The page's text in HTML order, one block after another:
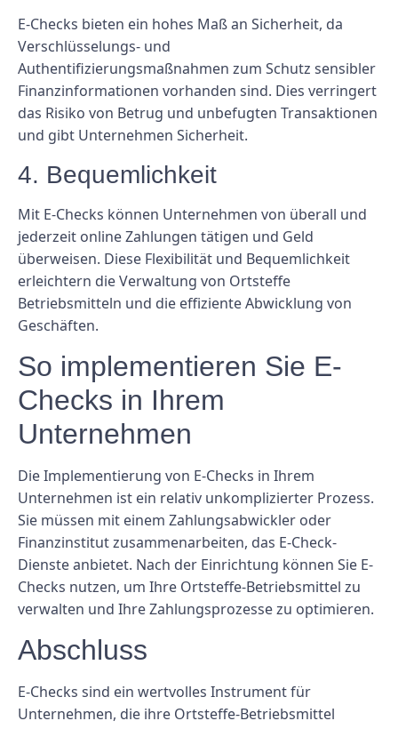
E-Checks bieten ein hohes Maß an Sicherheit, da
Verschlüsselungs- und
Authentifizierungsmaßnahmen zum Schutz sensibler
Finanzinformationen vorhanden sind. Dies verringert
das Risiko von Betrug und unbefugten Transaktionen
und gibt Unternehmen Sicherheit.
4. Bequemlichkeit
Mit E-Checks können Unternehmen von überall und
jederzeit online Zahlungen tätigen und Geld
überweisen. Diese Flexibilität und Bequemlichkeit
erleichtern die Verwaltung von Ortsteffe
Betriebsmitteln und die effiziente Abwicklung von
Geschäften.
So implementieren Sie E-
Checks in Ihrem
Unternehmen
Die Implementierung von E-Checks in Ihrem
Unternehmen ist ein relativ unkomplizierter Prozess.
Sie müssen mit einem Zahlungsabwickler oder
Finanzinstitut zusammenarbeiten, das E-Check-
Dienste anbietet. Nach der Einrichtung können Sie E-
Checks nutzen, um Ihre Ortsteffe-Betriebsmittel zu
verwalten und Ihre Zahlungsprozesse zu optimieren.
Abschluss
E-Checks sind ein wertvolles Instrument für
Unternehmen, die ihre Ortsteffe-Betriebsmittel